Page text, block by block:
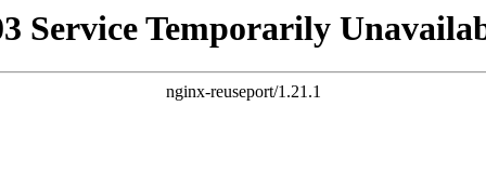
Service Temporarily
nginx-reuseport/1.21.1